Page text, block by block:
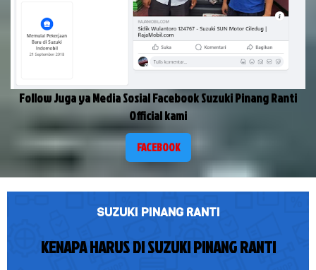
Follow Juga ya Media Sosial Facebook Suzuki Pinang Ranti
Official kami
FACEBOOK
SUZUKI PINANG RANTI
KENAPA HARUS DI SUZUKI PINANG RANTI